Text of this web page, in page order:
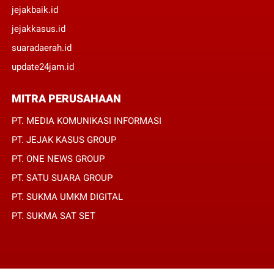
jejakbaik.id
jejakkasus.id
suaradaerah.id
update24jam.id
MITRA PERUSAHAAN
PT. MEDIA KOMUNIKASI INFORMASI
PT. JEJAK KASUS GROUP
PT. ONE NEWS GROUP
PT. SATU SUARA GROUP
PT. SUKMA UMKM DIGITAL
PT. SUKMA SAT SET